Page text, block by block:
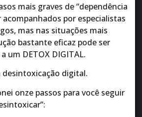
mais graves de “dependência
acompanhados por especialistas
mas nas situações mais
bastante eficaz pode ser
um DETOX DIGITAL.
desintoxicação digital.
onze passos para você seguir